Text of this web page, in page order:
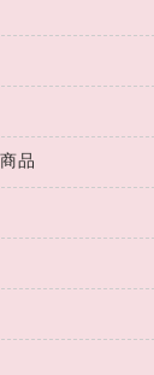
品
品
ー商品
サービス
印）作成サービス
成サービス
成サービス